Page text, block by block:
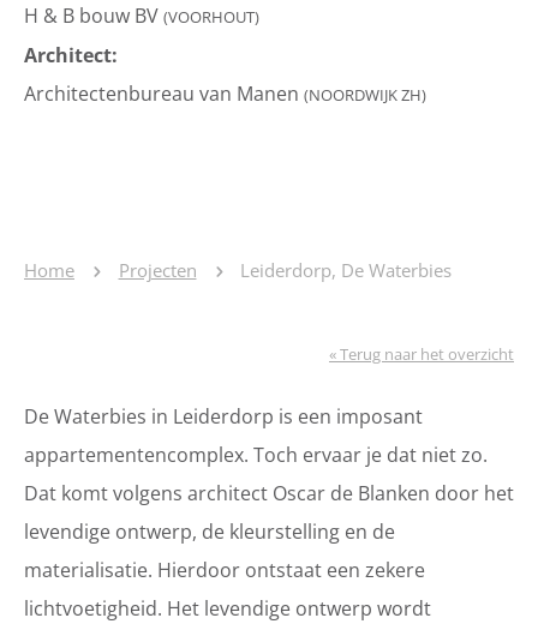
H & B bouw BV (VOORHOUT)
Architect:
Architectenbureau van Manen (NOORDWIJK ZH)
Home Projecten Leiderdorp, De Waterbies
« Terug naar het overzicht
De Waterbies in Leiderdorp is een imposant
appartementencomplex. Toch ervaar je dat niet zo.
Dat komt volgens architect Oscar de Blanken door het
levendige ontwerp, de kleurstelling en de
materialisatie. Hierdoor ontstaat een zekere
lichtvoetigheid. Het levendige ontwerp wordt